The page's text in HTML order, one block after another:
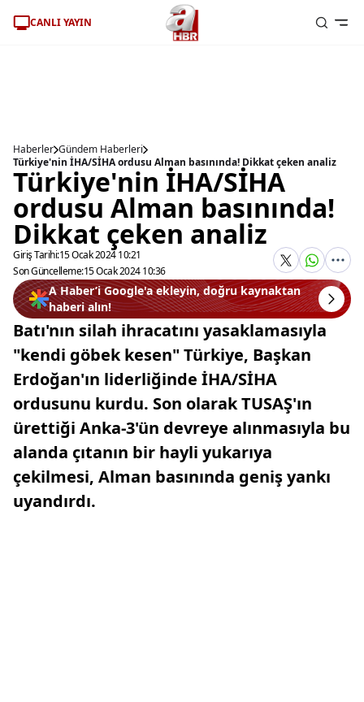
CANLI YAYIN
Haberler Gündem Haberleri
Türkiye'nin İHA/SİHA ordusu Alman basınında! Dikkat çeken analiz
Türkiye'nin İHA/SİHA
ordusu Alman basınında!
Dikkat çeken analiz
Giriş Tarihi:15 Ocak 2024 10:21
Son Güncelleme:15 Ocak 2024 10:36
A Haber’i Google'a ekleyin, doğru kaynaktan
haberi alın!
Batı'nın silah ihracatını yasaklamasıyla
"kendi göbek kesen" Türkiye, Başkan
Erdoğan'ın liderliğinde İHA/SİHA
ordusunu kurdu. Son olarak TUSAŞ'ın
ürettiği Anka-3'ün devreye alınmasıyla bu
alanda çıtanın bir hayli yukarıya
çekilmesi, Alman basınında geniş yankı
uyandırdı.